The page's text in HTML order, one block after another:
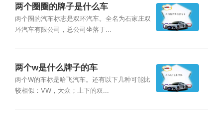
两个圈圈的牌子是什么车
两个圈的汽车标志是双环汽车。全名为石家庄双
环汽车有限公司，总公司坐落于...
两个w是什么牌子的车
两个W的车标是哈飞汽车。还有以下几种可能比
较相似：VW，大众；上下的双...